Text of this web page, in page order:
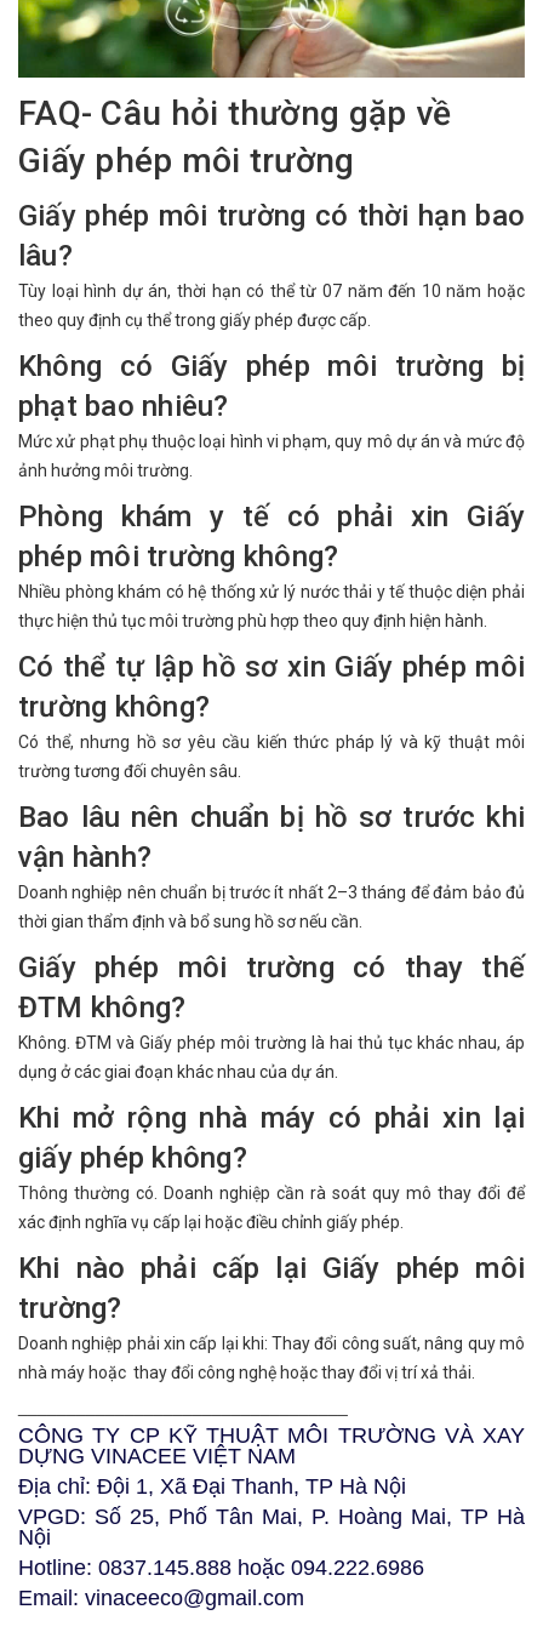
FAQ- Câu hỏi thường gặp về
Giấy phép môi trường
Giấy phép môi trường có thời hạn bao
lâu?
Tùy loại hình dự án, thời hạn có thể từ 07 năm đến 10 năm hoặc
theo quy định cụ thể trong giấy phép được cấp.
Không có Giấy phép môi trường bị
phạt bao nhiêu?
Mức xử phạt phụ thuộc loại hình vi phạm, quy mô dự án và mức độ
ảnh hưởng môi trường.
Phòng khám y tế có phải xin Giấy
phép môi trường không?
Nhiều phòng khám có hệ thống xử lý nước thải y tế thuộc diện phải
thực hiện thủ tục môi trường phù hợp theo quy định hiện hành.
Có thể tự lập hồ sơ xin Giấy phép môi
trường không?
Có thể, nhưng hồ sơ yêu cầu kiến thức pháp lý và kỹ thuật môi
trường tương đối chuyên sâu.
Bao lâu nên chuẩn bị hồ sơ trước khi
vận hành?
Doanh nghiệp nên chuẩn bị trước ít nhất 2–3 tháng để đảm bảo đủ
thời gian thẩm định và bổ sung hồ sơ nếu cần.
Giấy phép môi trường có thay thế
ĐTM không?
Không. ĐTM và Giấy phép môi trường là hai thủ tục khác nhau, áp
dụng ở các giai đoạn khác nhau của dự án.
Khi mở rộng nhà máy có phải xin lại
giấy phép không?
Thông thường có. Doanh nghiệp cần rà soát quy mô thay đổi để
xác định nghĩa vụ cấp lại hoặc điều chỉnh giấy phép.
Khi nào phải cấp lại Giấy phép môi
trường?
Doanh nghiệp phải xin cấp lại khi: Thay đổi công suất, nâng quy mô
nhà máy hoặc thay đổi công nghệ hoặc thay đổi vị trí xả thải.
CÔNG TY CP KỸ THUẬT MÔI TRƯỜNG VÀ XAY
DỰNG VINACEE VIỆT NAM
Địa chỉ: Đội 1, Xã Đại Thanh, TP Hà Nội
VPGD: Số 25, Phố Tân Mai, P. Hoàng Mai, TP Hà
Nội
Hotline: 0837.145.888 hoặc 094.222.6986
Email: vinaceeco@gmail.com